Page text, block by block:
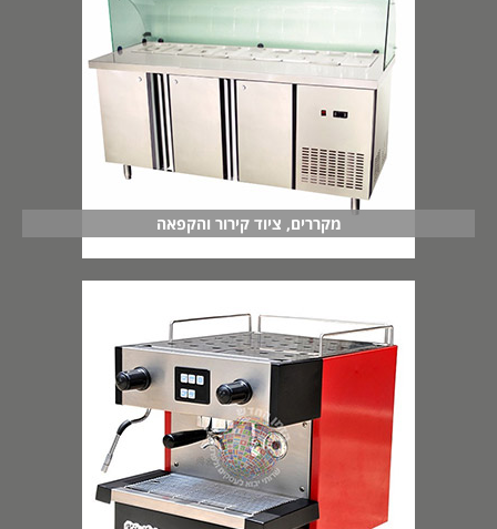
מקררים, ציוד קירור והקפאה